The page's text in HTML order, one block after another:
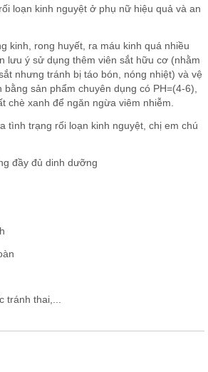
loạn kinh nguyệt ở phụ nữ hiệu quả và an
kinh, rong huyết, ra máu kinh quá nhiều
lưu ý sử dụng thêm viên sắt hữu cơ (nhằm
nhưng tránh bị táo bón, nóng nhiệt) và vệ
sản phẩm chuyên dụng có PH=(4-6),
chè xanh để ngăn ngừa viêm nhiễm.
tình trạng rối loạn kinh nguyệt, chị em chú
đầy đủ dinh dưỡng
tránh thai,...